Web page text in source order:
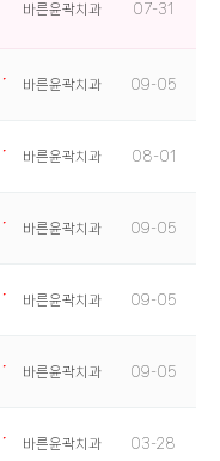
바른윤곽치과 07-31
바른윤곽치과 09-05
바른윤곽치과 08-01
바른윤곽치과 09-05
바른윤곽치과 09-05
바른윤곽치과 09-05
바른윤곽치과 03-28